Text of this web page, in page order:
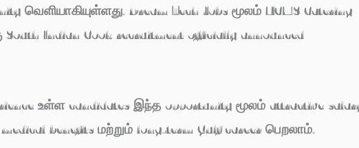
வெளியாகியுள்ளது. Dream Tech Jobs மூலம் NCMS Catering
South Indian Cook recruitment officially announced
உள்ள candidates இந்த opportunity மூலம் attractive
benefits மற்றும் long-term Gulf career பெறலாம்.